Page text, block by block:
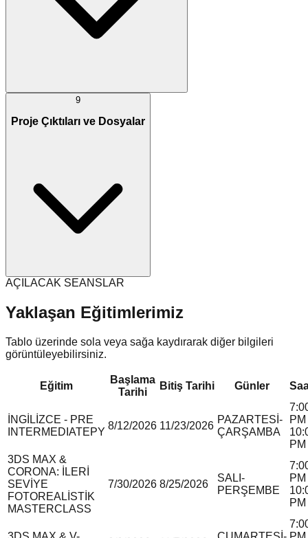
9
Proje Çıktıları ve Dosyalar
AÇILACAK SEANSLAR
Yaklaşan Eğitimlerimiz
Tablo üzerinde sola veya sağa kaydırarak diğer bilgileri
görüntüleyebilirsiniz.
Eğitim
Başlama
Tarihi
Bitiş Tarihi Günler
İNGİLİZCE - PRE
INTERMEDIATEPY
8/12/2026 11/23/2026
PAZARTESİ-
ÇARŞAMBA
PM
PM
3DS MAX &
CORONA: İLERİ
SEVİYE
FOTOREALİSTİK
MASTERCLASS
7/30/2026 8/25/2026
SALI-
PERŞEMBE
PM
PM